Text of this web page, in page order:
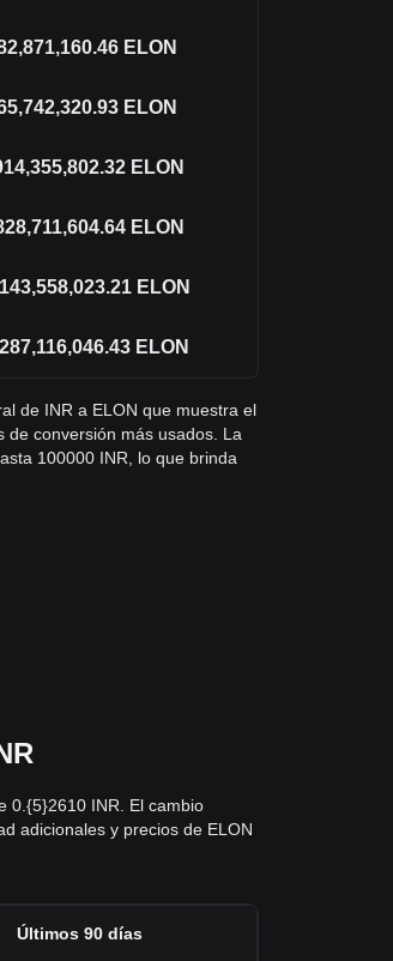
ELON
ELON
ELON
ELON
ELON
ELON
de INR a ELON que muestra el
de conversión más usados. La
100000 INR, lo que brinda
0.{5}2610 INR. El cambio
adicionales y precios de ELON
Últimos 90 días